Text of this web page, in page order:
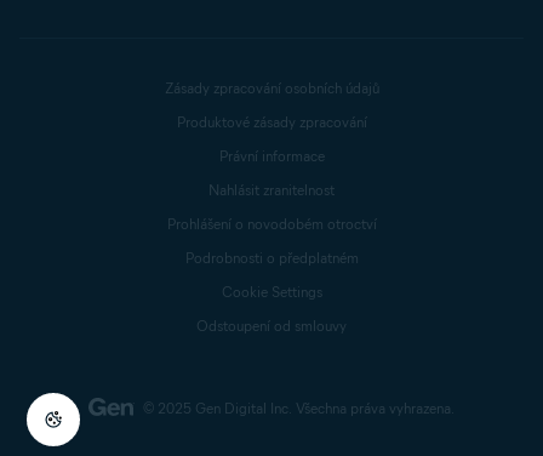
© 2025 Gen Digital Inc. Všechna práva vyhrazena.
Zásady zpracování osobních údajů
Produktové zásady zpracování
Právní informace
Nahlásit zranitelnost
Prohlášení o novodobém otroctví
Podrobnosti o předplatném
Cookie Settings
Odstoupení od smlouvy